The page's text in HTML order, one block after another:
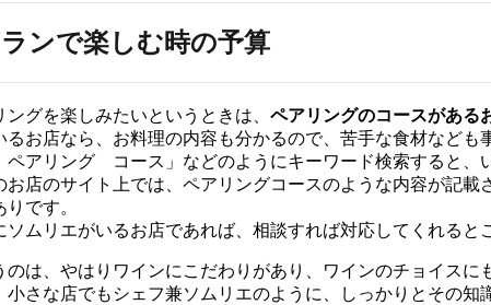
ランで楽しむ時の予算
グを楽しみたいというときは、 ペアリングのコースがある
お店なら、お料理の内容も分かるので、苦手な食材なども
アリング コース」などのようにキーワード検索すると、
店のサイト上では、ペアリングコースのような内容が記載
です。
ムリエがいるお店であれば、相談すれば対応してくれると
は、やはりワインにこだわりがあり、ワインのチョイスに
さな店でもシェフ兼ソムリエのように、しっかりとその知